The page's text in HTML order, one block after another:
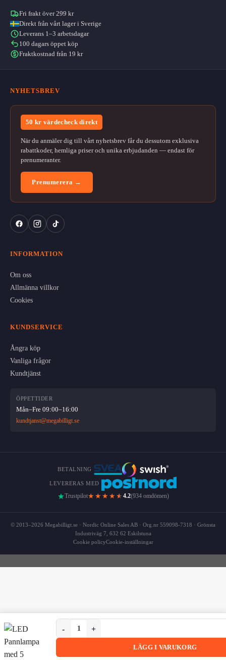
Fri frakt över 299 kr
Direkt från vårt lager i Sverige
Leverans 1–3 arbetsdagar
100 dagars öppet köp
Fraktkostnad från 19 kr
NYHETSBREV
50 kr värdecheck direkt
När du anmäler dig till vårt nyhetsbrev får du dessutom exklusiva
rabattkoder, hemliga priser och unika erbjudanden — endast för
prenumeranter.
Prenumerera →
INFORMATION
Om oss
Allmänna villkor
Cookies
KUNDSERVICE
Ångra köp
Vanliga frågor
Kundtjänst
ÖPPETTIDER
Mån–Fre 09:00–16:00
kundtjanst@megabilligt.se
BETALNING
LEVERERAS MED
Trustpilot★★★★ ★ 4.2(934 omdömen)
© 2013–2026 Megabilligt.se · Nordic Online Sales AB · Org.nr 559098-7318 · Grönsta
Industriväg 7, 632 62 Eskilstuna
Cookie policyCookie-inställningar
LED Pannlampa med 5 Ljuslägen, Vinklingsbar USB-C
LED Pannlampa med 5 Ljuslägen, Vinklingsbar
LÄGG I VARUKORG